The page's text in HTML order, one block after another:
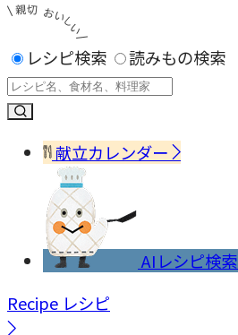
レシピ検索 読みもの検索
献立カレンダー
AIレシピ検索
Recipe レシピ